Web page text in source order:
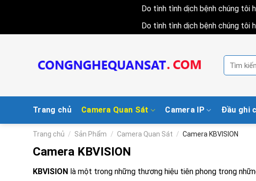
Do tình tình dịch bệnh chúng tôi
Do tình tình dịch bệnh chúng tôi
kiếm:
Trang chủ Camera Quan Sát Camera IP Đầu ghi
Trang chủ / Sản Phẩm / Camera Quan Sát / Camera KBVISION
Camera KBVISION
KBVISION là một trong những thương hiệu tiên phong trong